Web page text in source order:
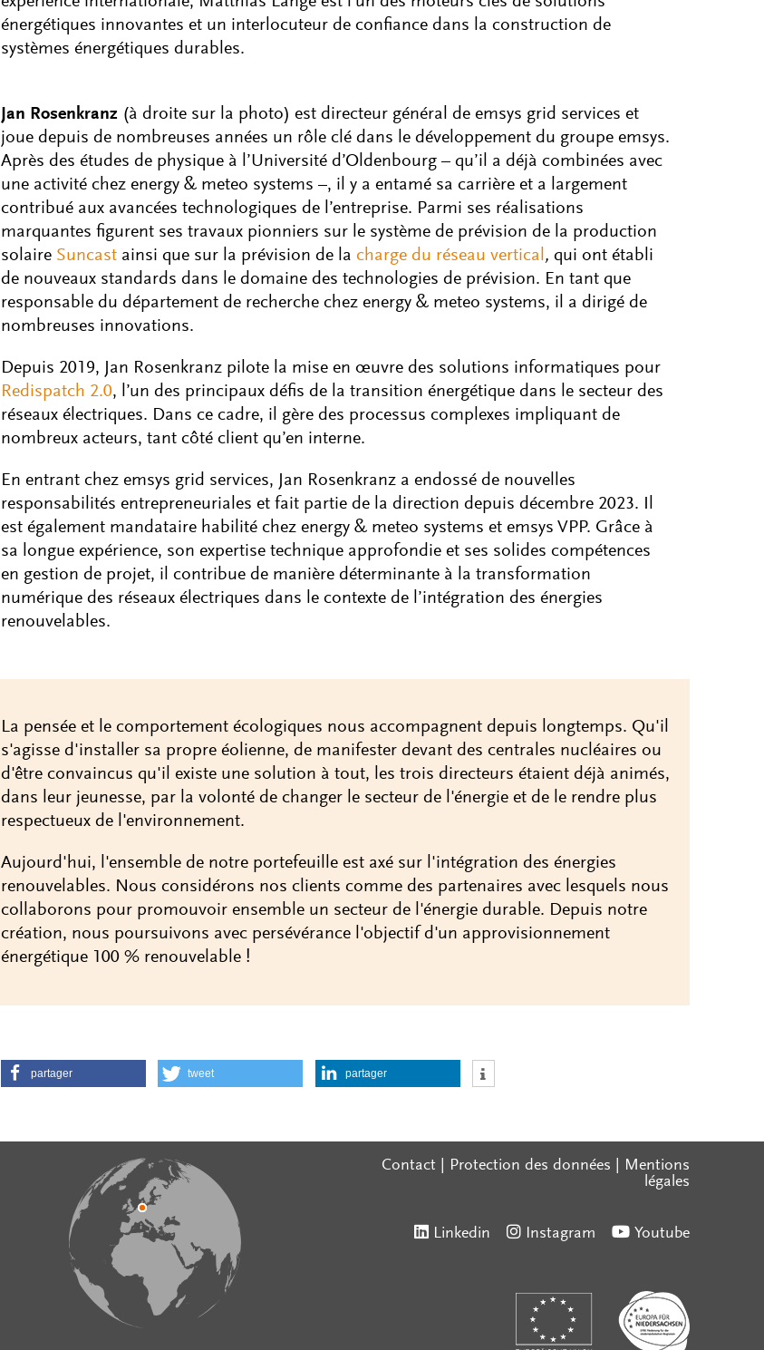
énergétiques innovantes et un interlocuteur de confiance dans la construction de
systèmes énergétiques durables.
Jan Rosenkranz (à droite sur la photo) est directeur général de emsys grid services et
joue depuis de nombreuses années un rôle clé dans le développement du groupe emsys.
Après des études de physique à l’Université d’Oldenbourg – qu’il a déjà combinées avec
une activité chez energy & meteo systems –, il y a entamé sa carrière et a largement
contribué aux avancées technologiques de l’entreprise. Parmi ses réalisations
marquantes figurent ses travaux pionniers sur le système de prévision de la production
solaire Suncast ainsi que sur la prévision de la charge du réseau vertical, qui ont établi
de nouveaux standards dans le domaine des technologies de prévision. En tant que
responsable du département de recherche chez energy & meteo systems, il a dirigé de
nombreuses innovations.
Depuis 2019, Jan Rosenkranz pilote la mise en œuvre des solutions informatiques pour
Redispatch 2.0, l’un des principaux défis de la transition énergétique dans le secteur des
réseaux électriques. Dans ce cadre, il gère des processus complexes impliquant de
nombreux acteurs, tant côté client qu’en interne.
En entrant chez emsys grid services, Jan Rosenkranz a endossé de nouvelles
responsabilités entrepreneuriales et fait partie de la direction depuis décembre 2023. Il
est également mandataire habilité chez energy & meteo systems et emsys VPP. Grâce à
sa longue expérience, son expertise technique approfondie et ses solides compétences
en gestion de projet, il contribue de manière déterminante à la transformation
numérique des réseaux électriques dans le contexte de l’intégration des énergies
renouvelables.
La pensée et le comportement écologiques nous accompagnent depuis longtemps. Qu'il
s'agisse d'installer sa propre éolienne, de manifester devant des centrales nucléaires ou
d'être convaincus qu'il existe une solution à tout, les trois directeurs étaient déjà animés,
dans leur jeunesse, par la volonté de changer le secteur de l'énergie et de le rendre plus
respectueux de l'environnement.
Aujourd'hui, l'ensemble de notre portefeuille est axé sur l'intégration des énergies
renouvelables. Nous considérons nos clients comme des partenaires avec lesquels nous
collaborons pour promouvoir ensemble un secteur de l'énergie durable. Depuis notre
création, nous poursuivons avec persévérance l'objectif d'un approvisionnement
énergétique 100 % renouvelable !
partager tweet partager
Contact Protection des données
Mentions
légales
Linkedin Instagram Youtube